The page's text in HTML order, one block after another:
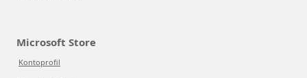
Microsoft Store
Kontoprofil